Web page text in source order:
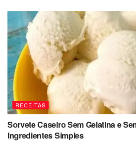
RECEITAS
Sorvete Caseiro Sem Gelatina e
Ingredientes Simples